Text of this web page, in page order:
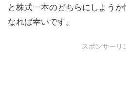
と株式一本のどちらにしよう
なれば幸いです。
スポンサーリ